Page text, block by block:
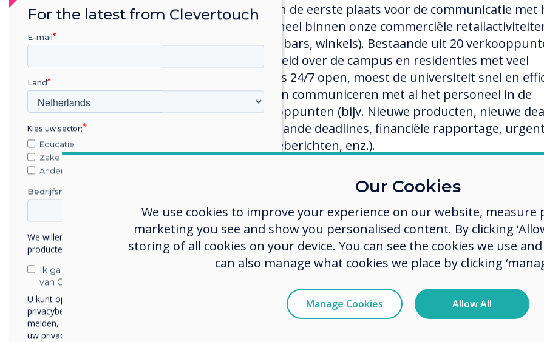
Dit is in de eerste plaats voor de communicatie met
personeel binnen onze commerciële
(cafés, bars, winkels). Bestaande uit 20
verspreid over de campus en residenties met veel
locaties 24/7 open, moest de universiteit snel en
kunnen communiceren met al het personeel in de
verkooppunten (bijv. Nieuwe producten, nieuwe
aanstaande deadlines, financiële rapportage,
serviceberichten, enz.).
Selectie proces
Internetonderzoek dicteerde een shortlist die werd
gevolgd door demonstraties van de geselecteerde
fabrikanten. De oplossing moest voldoen aan een
checklist met belangrijke vereisten, waaronder:
Een gehoste oplossing (om serverbeheer en
software-upgrades te besparen, wilden we dat
Our Cookies
We use cookies to improve your experience on our website,
marketing you see and show you personalised content. By clicking
storing of all cookies on your device. You can see the cookies we use and
can also manage what cookies we place by clicking
Manage Cookies Allow All
For the latest from Clevertouch
E-mail
Land
Kies uw sector;
Educatie
Zakelijke dienstverlening
Anders
Bedrijfsnaam
We willen graag contact met u opnemen over onze
producten en diensten (via e-mail, telefoon of post).
Ik ga ermee akkoord om berichten te ontvangen
van Clevertouch.
U kunt op elk moment afmelden voor berichten. Bekijk ons
privacybeleid voor meer informatie over hoe je af te
melden, onze privacypraktijken en hoe we ons inzetten om
uw privacy te beschermen en respecteren.